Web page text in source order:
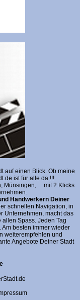
auf einen Blick. Ob meine
ist für alle da !!!
Münsingen, ... mit 2 Klicks
Handwerkern Deiner
schnellen Navigation, in
Unternehmen, macht das
Spass. Jeden Tag
besten immer wieder
weiterempfehlen und
Angebote Deiner Stadt